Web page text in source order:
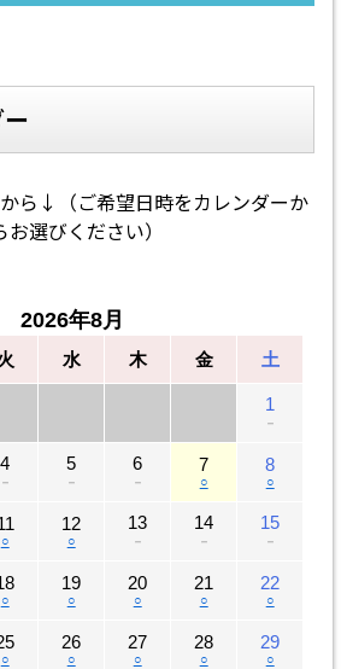
ら↓（ご希望日時をカレンダーか
お選びください）
2026年8月
水 木 金 土
1
－
4
－
5
－
6
－
7
○
8
○
○
12
○
13
－
14
－
15
－
○
19
○
20
○
21
○
22
○
○
26
○
27
○
28
○
29
○